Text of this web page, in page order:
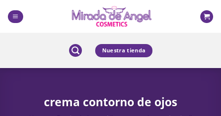
content
Nuestra tienda
crema contorno de ojos